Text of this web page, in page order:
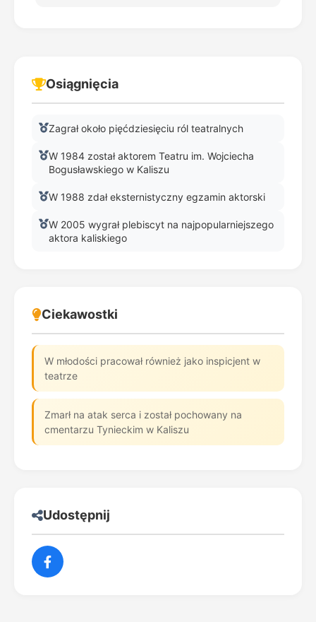
Osiągnięcia
Zagrał około pięćdziesięciu ról teatralnych
W 1984 został aktorem Teatru im. Wojciecha
Bogusławskiego w Kaliszu
W 1988 zdał eksternistyczny egzamin aktorski
W 2005 wygrał plebiscyt na najpopularniejszego
aktora kaliskiego
Ciekawostki
W młodości pracował również jako inspicjent w
teatrze
Zmarł na atak serca i został pochowany na
cmentarzu Tynieckim w Kaliszu
Udostępnij